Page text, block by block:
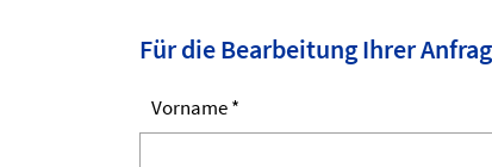
Für die Bearbeitung Ihrer
Vorname *